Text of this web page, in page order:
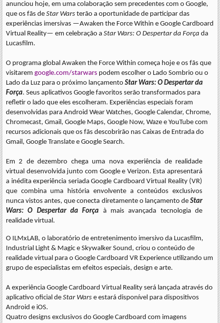
anunciou hoje, em uma colaboração sem precedentes com o Google,
que os fãs de Star Wars terão a oportunidade de participar das
experiências imersivas —Awaken the Force Within e Google Cardboard
Virtual Reality— em celebração a Star Wars: O Despertar da Força da
Lucasfilm.
O programa global Awaken the Force Within começa hoje e os fãs que
visitarem google.com/starwars podem escolher o Lado Sombrio ou o
Lado da Luz para o próximo lançamento Star Wars: O Despertar da
Força. Seus aplicativos Google favoritos serão transformados para
refletir o lado que eles escolheram. Experiências especiais foram
desenvolvidas para Android Wear Watches, Google Calendar, Chrome,
Chromecast, Gmail, Google Maps, Google Now, Waze e YouTube com
recursos adicionais que os fãs descobrirão nas Caixas de Entrada do
Gmail, Google Translate e Google Search.
Em 2 de dezembro chega uma nova experiência de realidade
virtual desenvolvida junto com Google e Verizon. Esta apresentará
a inédita experiência seriada Google Cardboard Virtual Reality (VR)
que combina uma história envolvente a conteúdos exclusivos
nunca vistos antes, que conecta diretamente o lançamento de Star
Wars: O Despertar da Força à mais avançada tecnologia de
realidade virtual.
O ILMxLAB, o laboratório de entretenimento imersivo da Lucasfilm,
Industrial Light & Magic e Skywalker Sound, criou o conteúdo de
realidade virtual para o Google Cardboard VR Experience utilizando um
grupo de especialistas em efeitos especiais, design e arte.
A experiência Google Cardboard Virtual Reality será lançada através do
aplicativo oficial de Star Wars e estará disponível para dispositivos
Android e iOS.
Quatro designs exclusivos do Google Cardboard com imagens